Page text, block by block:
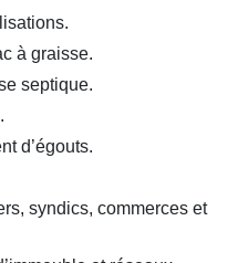
à graisse.
septique.
d’égouts.
syndics, commerces et